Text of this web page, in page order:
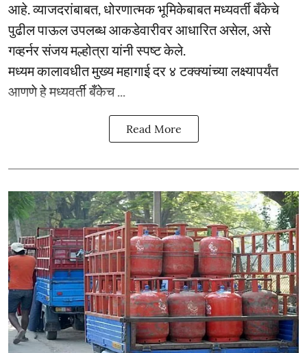
आहे. व्याजदरांबाबत, धोरणात्मक भूमिकेबाबत मध्यवर्ती बँकेचे
पुढील पाऊल उपलब्ध आकडेवारीवर आधारित असेल, असे
गव्हर्नर संजय मल्होत्रा यांनी स्पष्ट केले.
मध्यम कालावधीत मुख्य महागाई दर ४ टक्क्यांच्या लक्ष्यापर्यंत
आणणे हे मध्यवर्ती बँकेच ...
Read More